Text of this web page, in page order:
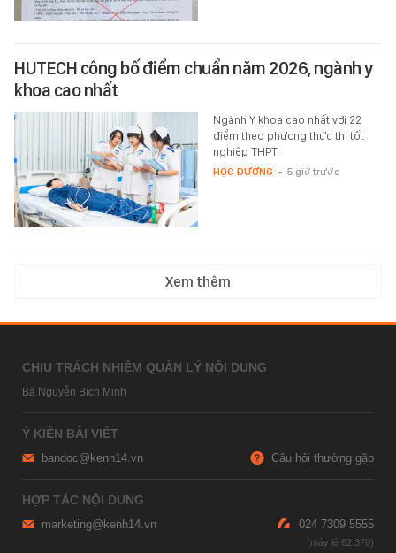
HUTECH công bố điểm chuẩn năm 2026, ngành y
khoa cao nhất
Ngành Y khoa cao nhất với 22
điểm theo phương thức thi tốt
nghiệp THPT.
HỌC ĐƯỜNG - 5 giờ trước
Xem thêm
CHỊU TRÁCH NHIỆM QUẢN LÝ NỘI DUNG
Bà Nguyễn Bích Minh
Ý KIẾN BÀI VIẾT
bandoc@kenh14.vn Câu hỏi thường gặp
HỢP TÁC NỘI DUNG
marketing@kenh14.vn 024 7309 5555